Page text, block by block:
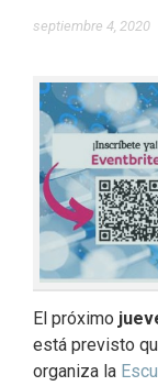
septiembre 4, 2020
El próximo
está previsto
organiza la